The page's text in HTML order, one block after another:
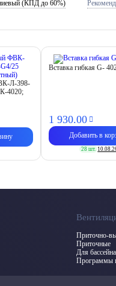
(КПД до 60%)
Л-398-
4020;
Вставка гибкая G-
1 930.00
Добавить в
28 шт.
Приточно-
Приточные
Для бассейна
Программы